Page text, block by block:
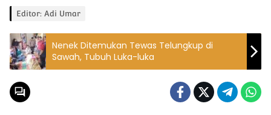
Editor: Adi Umar
Nenek Ditemukan Tewas Telungkup di
Sawah, Tubuh Luka-luka